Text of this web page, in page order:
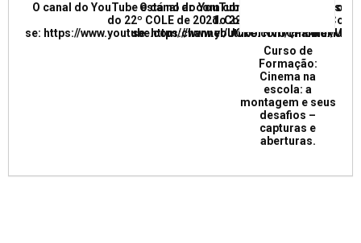
O canal do YouTube está no ar com conferências e mesas
do 22º COLE de 2021. Confira e inscreva
se: https://www.youtube.com/channel/
O canal do YouTube está no ar com
do 22º COLE de 2021.
se: https://www.youtube.com/channel/
Curso de
Formação:
Cinema na
escola: a
montagem e seus
desafios –
capturas e
aberturas.